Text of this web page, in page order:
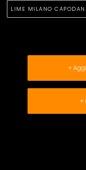
LIME MILANO
+
+